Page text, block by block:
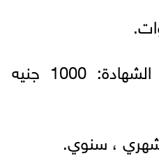
• الحد الأدنى لشراء الشهادة: 1000 جنيه
، سنوي.